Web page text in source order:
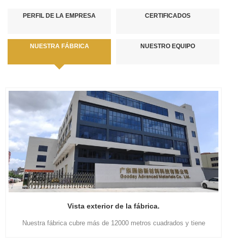
PERFIL DE LA EMPRESA CERTIFICADOS
NUESTRA FÁBRICA NUESTRO EQUIPO
Vista exterior de la fábrica.
Nuestra fábrica cubre más de 12000 metros cuadrados y tiene